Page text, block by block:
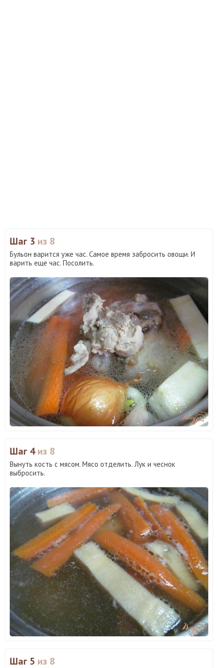
Шаг 3 из 8
Бульон варится уже час. Самое время забросить овощи. И
варить еще час. Посолить.
Шаг 4из 8
Вынуть кость с мясом. Мясо отделить. Лук и чеснок
выбросить.
Шаг 5 из 8